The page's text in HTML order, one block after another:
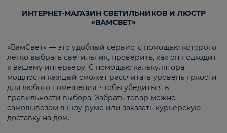
ИНТЕРНЕТ-МАГАЗИН СВЕТИЛЬНИКОВ И ЛЮСТР
«ВАМСВЕТ»
«ВамСвет» — это удобный сервис, с помощью которого
легко выбрать светильник, проверить, как он подходит
к вашему интерьеру. С помощью калькулятора
мощности каждый сможет рассчитать уровень яркости
для любого помещения, чтобы убедиться в
правильности выбора. Забрать товар можно
самовывозом в шоу-руме или заказать курьерскую
доставку на дом.